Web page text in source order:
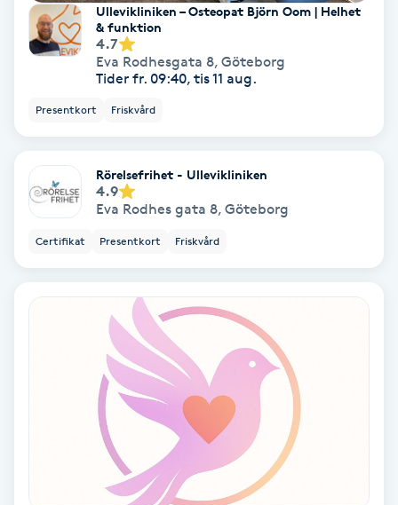
Ombre naglar
Optiker
Ortobionomi
Osteopati
Pensionärklippning
Permanent hårborttagning
Ullevikliniken – Osteopat Björn Oom | Helhet
& funktion
4.7
Eva Rodhesgata 8, Göteborg
Tider fr. 09:40, tis 11 aug.
Presentkort Friskvård
Rörelsefrihet - Ullevikliniken
4.9
Eva Rodhes gata 8, Göteborg
Certifikat Presentkort Friskvård